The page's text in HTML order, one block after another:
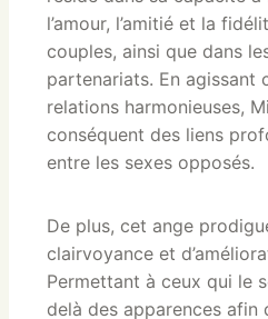
l’amour, l’amitié et la
couples, ainsi que dans
partenariats. En agissant
relations harmonieuses,
conséquent des liens
entre les sexes opposés.
De plus, cet ange
clairvoyance et
Permettant à ceux qui le
delà des apparences afin